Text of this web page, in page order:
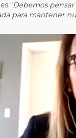
“Debemos
para mantener